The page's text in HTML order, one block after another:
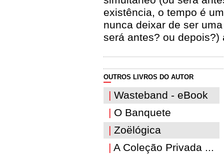
existência, o tempo é
nunca deixar de ser
será antes? ou
OUTROS LIVROS DO AUTOR
| Wasteband - eBook
| O Banquete
| Zoëlógica
| A Coleção Privada ...